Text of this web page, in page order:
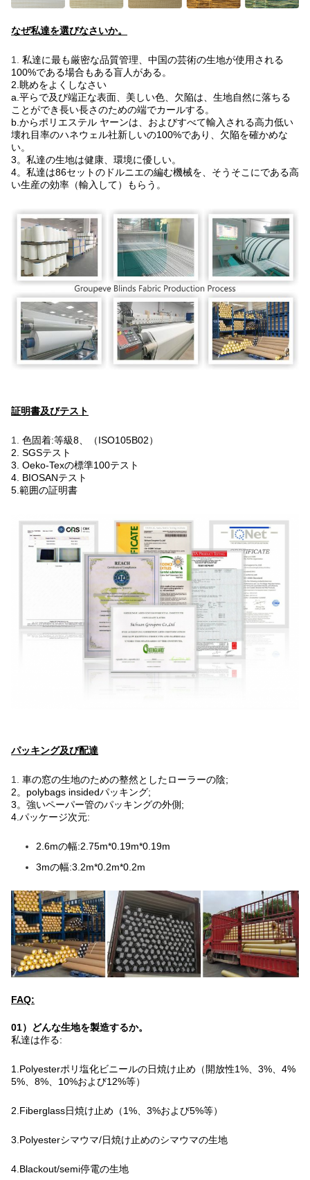
なぜ私達を選びなさいか。
1. 私達に最も厳密な品質管理、中国の芸術の生地が使用される
100%である場合もある盲人がある。
2.眺めをよくしなさい
a.平らで及び端正な表面、美しい色、欠陥は、生地自然に落ちる
ことができ長い長さのための端でカールする。
b.からポリエステル ヤーンは、およびすべて輸入される高力低い
壊れ目率のハネウェル社新しいの100%であり、欠陥を確かめな
い。
3。私達の生地は健康、環境に優しい。
4。私達は86セットのドルニエの編む機械を、そうそこにである高
い生産の効率（輸入して）もらう。
証明書及びテスト
1. 色固着:等級8、（ISO105B02）
2. SGSテスト
3. Oeko-Texの標準100テスト
4. BIOSANテスト
5.範囲の証明書
パッキング及び配達
1. 車の窓の生地のための整然としたローラーの陰;
2。polybags insidedパッキング;
3。強いペーパー管のパッキングの外側;
4.パッケージ次元:
2.6mの幅:2.75m*0.19m*0.19m
3mの幅:3.2m*0.2m*0.2m
FAQ:
01）どんな生地を製造するか。
私達は作る:
1.Polyesterポリ塩化ビニールの日焼け止め（開放性1%、3%、4%
5%、8%、10%および12%等）
2.Fiberglass日焼け止め（1%、3%および5%等）
3.Polyesterシマウマ/日焼け止めのシマウマの生地
4.Blackout/semi停電の生地